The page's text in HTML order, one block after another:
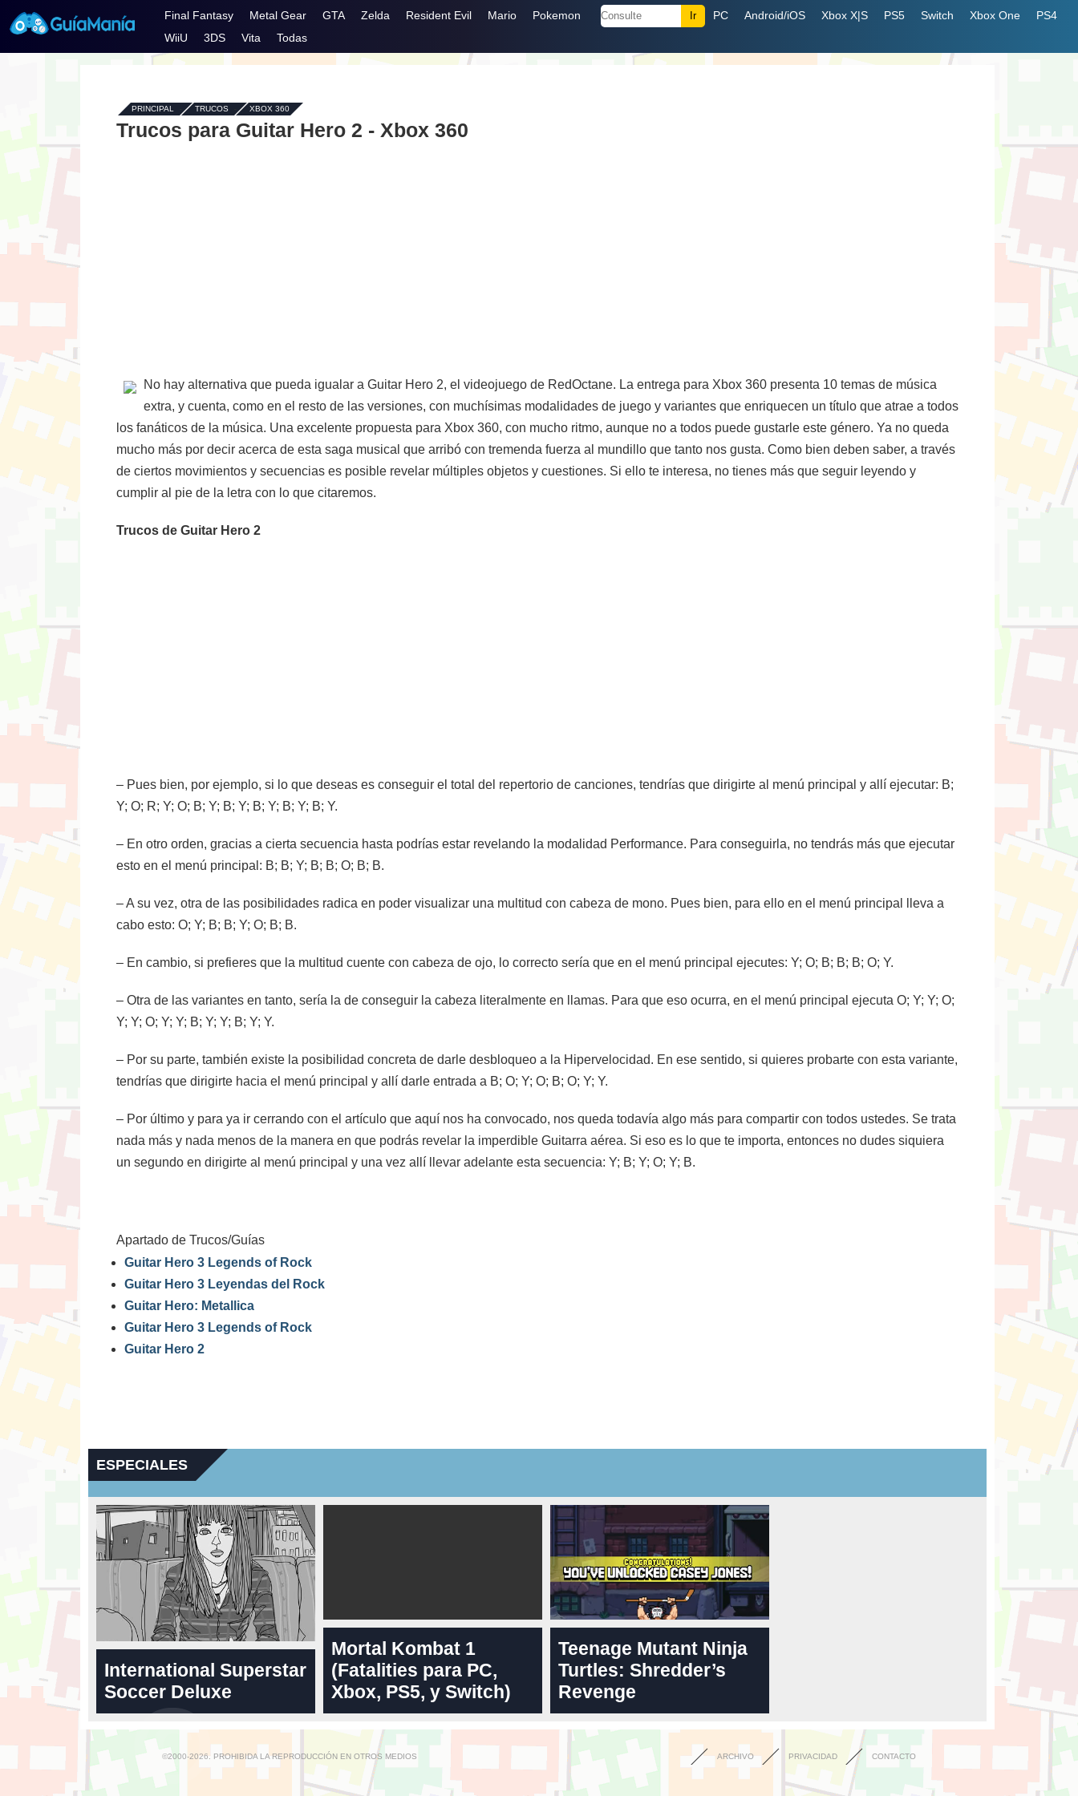
Final Fantasy Metal Gear GTA Zelda Resident Evil Mario Pokemon PC Android/iOS Xbox X|S PS5 Switch Xbox One
PS4
WiiU
3DS Vita Todas
PRINCIPAL - TRUCOS- XBOX 360
Trucos para Guitar Hero 2 - Xbox 360
No hay alternativa que pueda igualar a Guitar Hero 2, el videojuego de RedOctane. La entrega para Xbox 360 presenta 10 temas de música
extra, y cuenta, como en el resto de las versiones, con muchísimas modalidades de juego y variantes que enriquecen un título que atrae a todos
los fanáticos de la música. Una excelente propuesta para Xbox 360, con mucho ritmo, aunque no a todos puede gustarle este género. Ya no queda
mucho más por decir acerca de esta saga musical que arribó con tremenda fuerza al mundillo que tanto nos gusta. Como bien deben saber, a través
de ciertos movimientos y secuencias es posible revelar múltiples objetos y cuestiones. Si ello te interesa, no tienes más que seguir leyendo y
cumplir al pie de la letra con lo que citaremos.
Trucos de Guitar Hero 2
– Pues bien, por ejemplo, si lo que deseas es conseguir el total del repertorio de canciones, tendrías que dirigirte al menú principal y allí ejecutar: B;
Y; O; R; Y; O; B; Y; B; Y; B; Y; B; Y; B; Y.
– En otro orden, gracias a cierta secuencia hasta podrías estar revelando la modalidad Performance. Para conseguirla, no tendrás más que ejecutar
esto en el menú principal: B; B; Y; B; B; O; B; B.
– A su vez, otra de las posibilidades radica en poder visualizar una multitud con cabeza de mono. Pues bien, para ello en el menú principal lleva a
cabo esto: O; Y; B; B; Y; O; B; B.
– En cambio, si prefieres que la multitud cuente con cabeza de ojo, lo correcto sería que en el menú principal ejecutes: Y; O; B; B; B; O; Y.
– Otra de las variantes en tanto, sería la de conseguir la cabeza literalmente en llamas. Para que eso ocurra, en el menú principal ejecuta O; Y; Y; O;
Y; Y; O; Y; Y; B; Y; Y; B; Y; Y.
– Por su parte, también existe la posibilidad concreta de darle desbloqueo a la Hipervelocidad. En ese sentido, si quieres probarte con esta variante,
tendrías que dirigirte hacia el menú principal y allí darle entrada a B; O; Y; O; B; O; Y; Y.
– Por último y para ya ir cerrando con el artículo que aquí nos ha convocado, nos queda todavía algo más para compartir con todos ustedes. Se trata
nada más y nada menos de la manera en que podrás revelar la imperdible Guitarra aérea. Si eso es lo que te importa, entonces no dudes siquiera
un segundo en dirigirte al menú principal y una vez allí llevar adelante esta secuencia: Y; B; Y; O; Y; B.
Apartado de Trucos/Guías
Guitar Hero 3 Legends of Rock
Guitar Hero 3 Leyendas del Rock
Guitar Hero: Metallica
Guitar Hero 3 Legends of Rock
Guitar Hero 2
ESPECIALES
International Superstar
Soccer Deluxe
Mortal Kombat 1
(Fatalities para PC,
Xbox, PS5, y Switch)
Teenage Mutant Ninja
Turtles: Shredder’s
Revenge
©2000-2026. PROHIBIDA LA REPRODUCCIÓN EN OTROS MEDIOS ARCHIVO PRIVACIDAD CONTACTO